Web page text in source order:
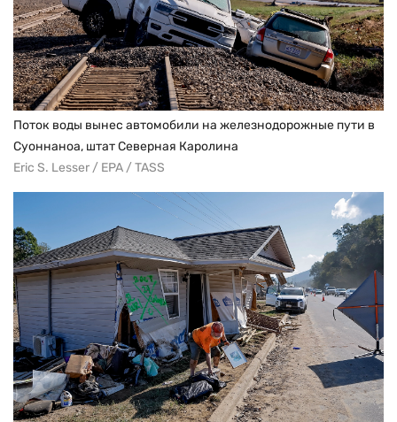
Поток воды вынес автомобили на железнодорожные пути в
Суоннаноа, штат Северная Каролина
Eric S. Lesser / EPA / TASS